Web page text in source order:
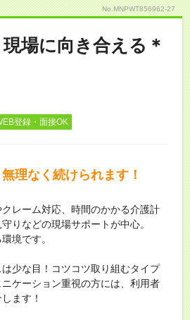
No.MNPWT856962-27
場に向き合える＊
登録・面接OK
理なく続けられます！
レーム対応、時間のかかる介護計
りなどの現場サポートが中心。
境です。
少な目！コツコツ取り組むタイプ
ケーション重視の方には、利用者
ます！